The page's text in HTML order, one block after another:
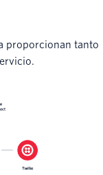
proporcionan tanto